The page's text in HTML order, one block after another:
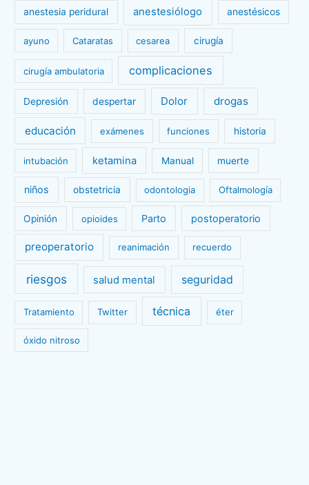
anestesia peridural anestesiólogo anestésicos
ayuno Cataratas cesarea cirugía
cirugía ambulatoria complicaciones
Depresión despertar Dolor drogas
educación exámenes funciones historia
intubación ketamina Manual muerte
niños obstetricia odontologia Oftalmología
Opinión opioides Parto postoperatorio
preoperatorio reanimación recuerdo
riesgos salud mental seguridad
Tratamiento Twitter técnica éter
óxido nitroso